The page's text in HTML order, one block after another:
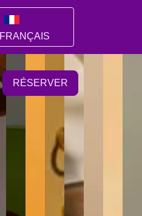
FRANÇAIS
RÉSERVER